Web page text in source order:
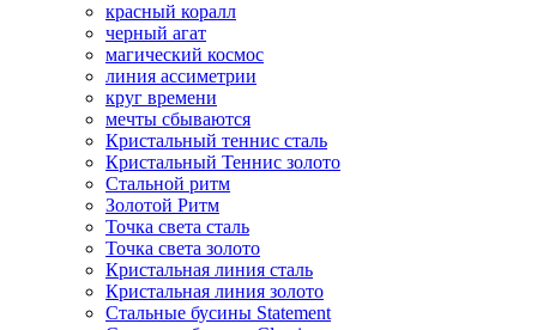
красный коралл
черный агат
магический космос
линия ассиметрии
круг времени
мечты сбываются
Кристальный теннис сталь
Кристальный Теннис золото
Стальной ритм
Золотой Ритм
Точка света сталь
Точка света золото
Кристальная линия сталь
Кристальная линия золото
Стальные бусины Statement